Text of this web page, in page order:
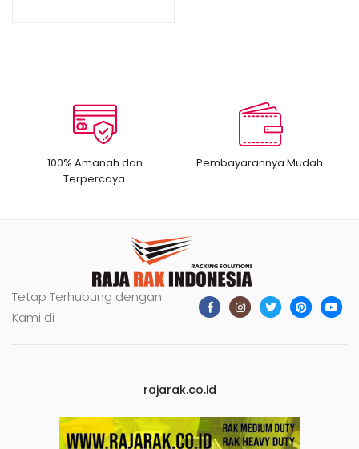
100% Amanah dan
Terpercaya.
Pembayarannya Mudah.
Tetap Terhubung dengan
Kami di
rajarak.co.id